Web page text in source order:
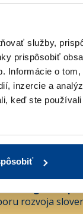
služby,
prispôsobiť
Informácie o
inzercie a
keď ste
aktívne
preto aktuálne
rozvoja